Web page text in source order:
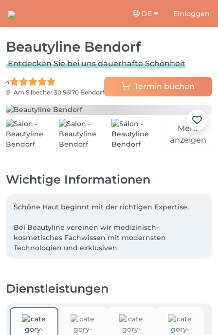
DE Einloggen
Beautyline Bendorf
Entdecken Sie bei uns dauerhafte Schönheit
4
Am Silbecher 30 56170 Bendorf
Termin buchen
Mehr
anzeigen
Wichtige Informationen
Schöne Haut beginnt mit der richtigen Expertise.
Bei Beautyline vereinen wir medizinisch-
kosmetisches Fachwissen mit modernsten
Technologien und exklusiven
professionell, hochwertig und ergebnisorientiert.
Unsere Praxis steht für Qualität, Hygiene, Vertrauen
und sichtbare Resultate.
Dienstleistungen